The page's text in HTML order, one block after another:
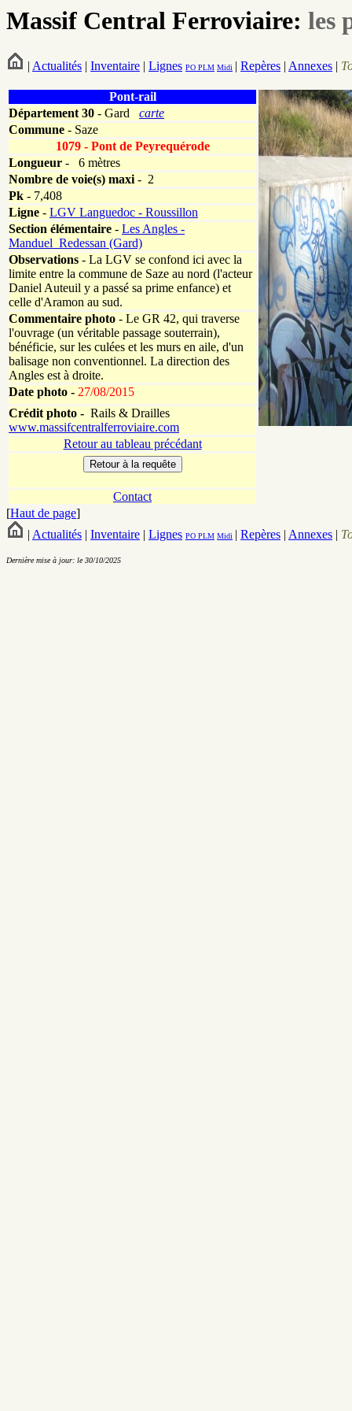
Massif Central Ferroviaire: les
| Actualités | Inventaire | Lignes PO PLM Midi | Repères | Annexes |
Pont-rail
Département30 - Gard carte
Commune - Saze
1079 - Pont de Peyrequérode
Longueur -
6 mètres
Nombre de voie(s) maxi- 2
Pk - 7,408
Ligne - LGV Languedoc - Roussillon
Section élémentaire - Les Angles -
Manduel_Redessan (Gard)
Observations - La LGV se confond ici avec la
limite entre la commune de Saze au nord (l'acteur
Daniel Auteuil y a passé sa prime enfance) et
celle d'Aramon au sud.
Commentaire photo - Le GR 42, qui traverse
l'ouvrage (un véritable passage souterrain),
bénéficie, sur les culées et les murs en aile, d'un
balisage non conventionnel. La direction des
Angles est à droite.
Date photo - 27/08/2015
Crédit photo - Rails & Drailles
www.massifcentralferroviaire.com
Retour au tableau précédant
Contact
[Haut de page]
| Actualités | Inventaire | Lignes PO PLM Midi | Repères | Annexes |
Dernière mise à jour: le 30/10/2025